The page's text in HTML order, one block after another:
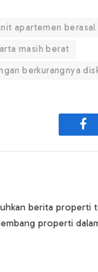
apartemen
masih berat
berkurangnya
berita properti
properti